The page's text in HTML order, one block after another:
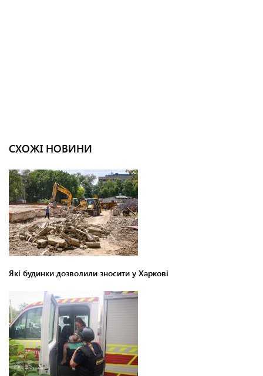
СХОЖІ НОВИНИ
Які будинки дозволили зносити у Харкові